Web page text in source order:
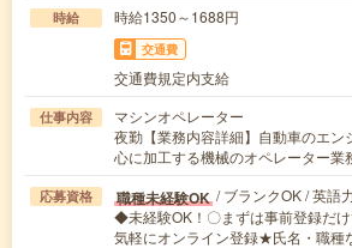
時給 時給1350～1688円
交通費
交通費規定内支給
仕事内容
マシンオペレーター
夜勤【業務内容詳細】自動車のエン
心に加工する機械のオペレーター
応募資格 職種未経験OK / ブランクOK / 英語
◆未経験OK！〇まずは事前登録だ
気軽にオンライン登録★氏名・職種